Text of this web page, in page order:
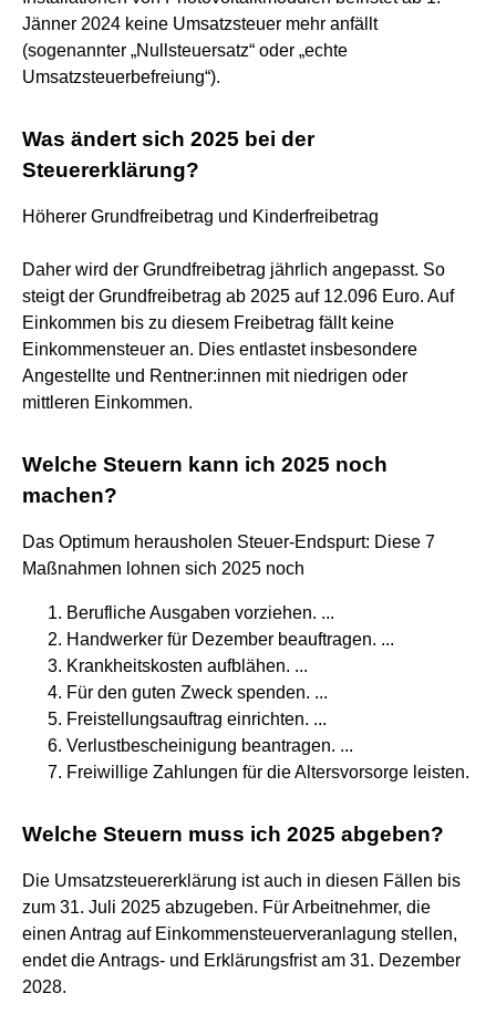
Jänner 2024 keine Umsatzsteuer mehr anfällt
(sogenannter „Nullsteuersatz“ oder „echte
Umsatzsteuerbefreiung“).
Was ändert sich 2025 bei der
Steuererklärung?
Höherer Grundfreibetrag und Kinderfreibetrag
Daher wird der Grundfreibetrag jährlich angepasst. So
steigt der Grundfreibetrag ab 2025 auf 12.096 Euro. Auf
Einkommen bis zu diesem Freibetrag fällt keine
Einkommensteuer an. Dies entlastet insbesondere
Angestellte und Rentner:innen mit niedrigen oder
mittleren Einkommen.
Welche Steuern kann ich 2025 noch
machen?
Das Optimum herausholen Steuer-Endspurt: Diese 7
Maßnahmen lohnen sich 2025 noch
Berufliche Ausgaben vorziehen. ...
Handwerker für Dezember beauftragen. ...
Krankheitskosten aufblähen. ...
Für den guten Zweck spenden. ...
Freistellungsauftrag einrichten. ...
Verlustbescheinigung beantragen. ...
Freiwillige Zahlungen für die Altersvorsorge leisten.
Welche Steuern muss ich 2025 abgeben?
Die Umsatzsteuererklärung ist auch in diesen Fällen bis
zum 31. Juli 2025 abzugeben. Für Arbeitnehmer, die
einen Antrag auf Einkommensteuerveranlagung stellen,
endet die Antrags- und Erklärungsfrist am 31. Dezember
2028.